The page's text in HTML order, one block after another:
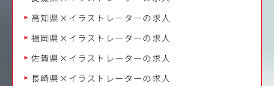
高知県×イラストレーターの求人
福岡県×イラストレーターの求人
佐賀県×イラストレーターの求人
長崎県×イラストレーターの求人